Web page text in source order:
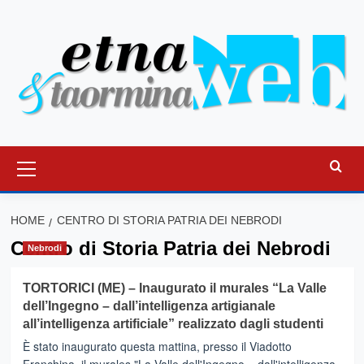
principale
HOME CENTRO DI STORIA PATRIA DEI NEBRODI
Centro di Storia Patria dei Nebrodi
Nebrodi
TORTORICI (ME) – Inaugurato il murales “La Valle
dell’Ingegno – dall’intelligenza artigianale
all’intelligenza artificiale” realizzato dagli studenti
È stato inaugurato questa mattina, presso il Viadotto